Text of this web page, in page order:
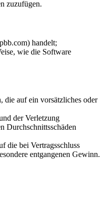
zuzufügen.
handelt;
wie die Software
die auf ein vorsätzliches oder
der Verletzung
Durchschnittsschäden
die bei Vertragsschluss
entgangenen Gewinn.